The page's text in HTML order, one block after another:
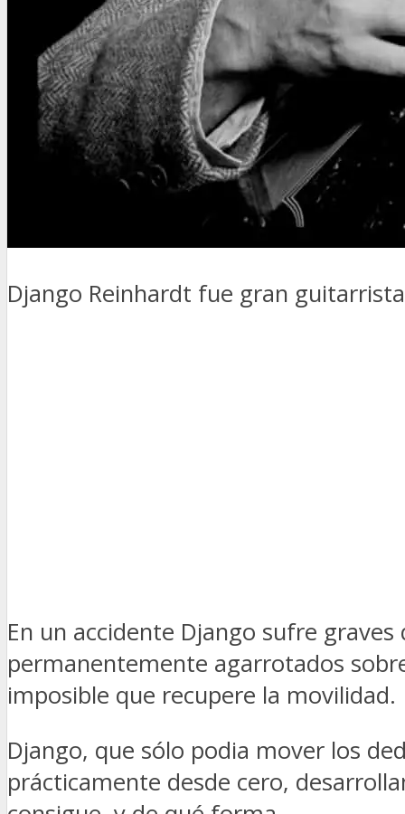
Django Reinhardt fue gran
En un accidente Django sufre
permanentemente agarrotados
imposible que recupere la movilidad.
Django, que sólo podia mover los
prácticamente desde cero,